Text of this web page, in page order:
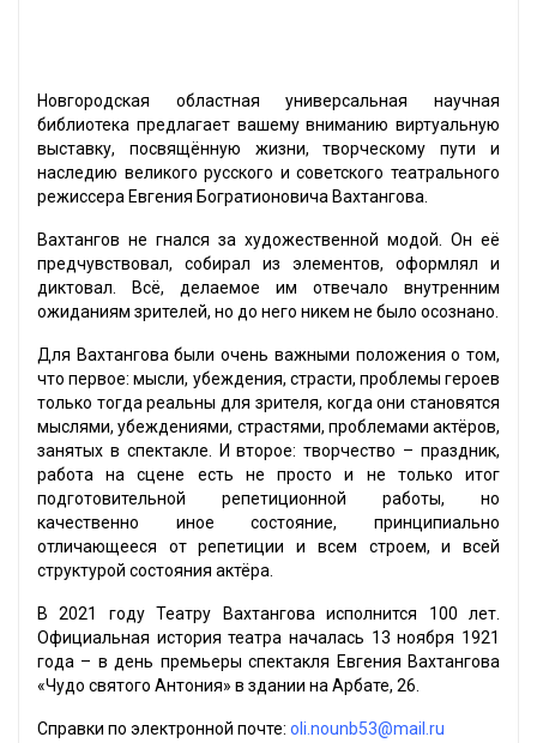
Новгородская областная универсальная научная
библиотека предлагает вашему вниманию виртуальную
выставку, посвящённую жизни, творческому пути и
наследию великого русского и советского театрального
режиссера Евгения Богратионовича Вахтангова.
Вахтангов не гнался за художественной модой. Он её
предчувствовал, собирал из элементов, оформлял и
диктовал. Всё, делаемое им отвечало внутренним
ожиданиям зрителей, но до него никем не было осознано.
Для Вахтангова были очень важными положения о том,
что первое: мысли, убеждения, страсти, проблемы героев
только тогда реальны для зрителя, когда они становятся
мыслями, убеждениями, страстями, проблемами актёров,
занятых в спектакле. И второе: творчество – праздник,
работа на сцене есть не просто и не только итог
подготовительной репетиционной работы, но
качественно иное состояние, принципиально
отличающееся от репетиции и всем строем, и всей
структурой состояния актёра.
В 2021 году Театру Вахтангова исполнится 100 лет.
Официальная история театра началась 13 ноября 1921
года – в день премьеры спектакля Евгения Вахтангова
«Чудо святого Антония» в здании на Арбате, 26.
Справки по электронной почте: oli.nounb53@mail.ru